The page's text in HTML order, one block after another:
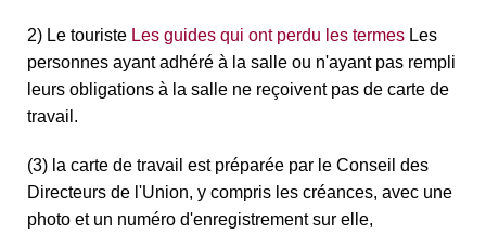
2) Le touriste Les guides qui ont perdu les termes Les
personnes ayant adhéré à la salle ou n'ayant pas rempli
leurs obligations à la salle ne reçoivent pas de carte de
travail.
(3) la carte de travail est préparée par le Conseil des
Directeurs de l'Union, y compris les créances, avec une
photo et un numéro d'enregistrement sur elle,